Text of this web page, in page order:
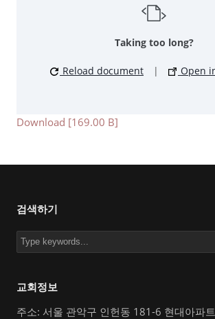
Taking too long?
Reload document | Open
Download [169.00 B]
검색하기
교회정보
주소: 서울 관악구 인헌동 181-6 현대아파